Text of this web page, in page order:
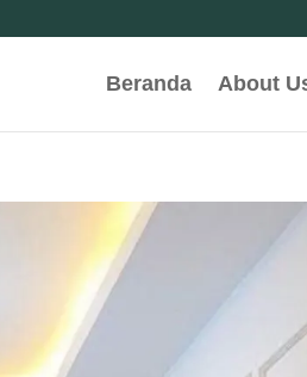
Beranda About